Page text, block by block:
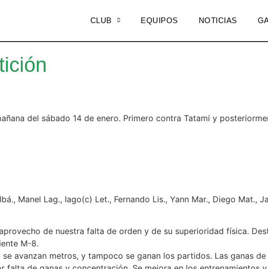
CLUB EQUIPOS NOTICIAS
del sábado 14 de enero. Primero contra Tatami y
Manel Lag., Iago(c) Let., Fernando Lis., Yann Mar., Diego Mat.,
de nuestra falta de orden y de su superioridad física.
M-8.
avanzan metros, y tampoco se ganan los partidos. Las ganas